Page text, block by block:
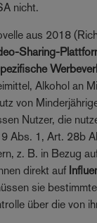
nicht.
aus 2018
Sharing-
Alkohol an
von
Nutzer, die
Abs. 1, Art. 28b
z. B. in Bezug
direkt auf
sie
über die von